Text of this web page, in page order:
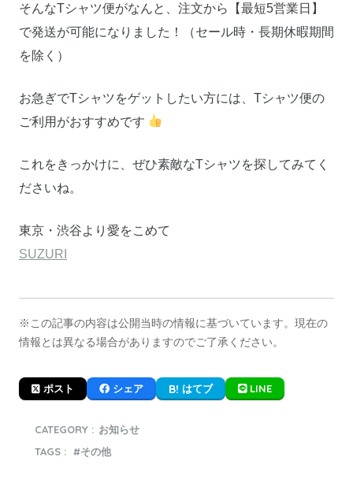
そんなTシャツ便がなんと、注文から【最短5営業日】
で発送が可能になりました！（セール時・長期休暇期間
を除く）
お急ぎでTシャツをゲットしたい方には、Tシャツ便の
ご利用がおすすめです
これをきっかけに、ぜひ素敵なTシャツを探してみてく
ださいね。
東京・渋谷より愛をこめて
SUZURI
※この記事の内容は公開当時の情報に基づいています。現在の
情報とは異なる場合がありますのでご了承ください。
ポスト シェア はてブ LINE
CATEGORY : お知らせ
TAGS :
その他